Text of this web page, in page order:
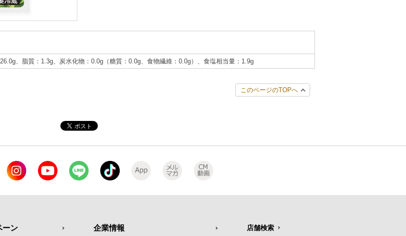
、脂質：1.3g、炭水化物：0.0g（糖質：0.0g、食物繊維：0.0g）、食塩相当量：1.9g
このページのTOPへ
ーン 企業情報
店舗検索